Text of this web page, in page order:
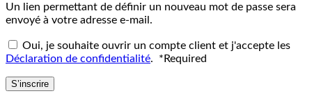
Un lien permettant de définir un nouveau mot de passe sera
envoyé à votre adresse e-mail.
Oui, je souhaite ouvrir un compte client et j'accepte les
Déclaration de confidentialité. * Required
S’inscrire